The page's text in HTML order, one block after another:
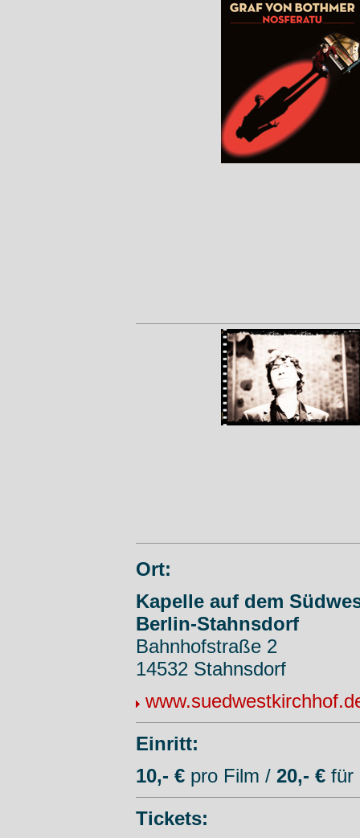
Ort:
Kapelle auf dem
Berlin-Stahnsdorf
Bahnhofstraße 2
14532 Stahnsdorf
Einritt:
10,- € pro Film / 20,- € für
Tickets: